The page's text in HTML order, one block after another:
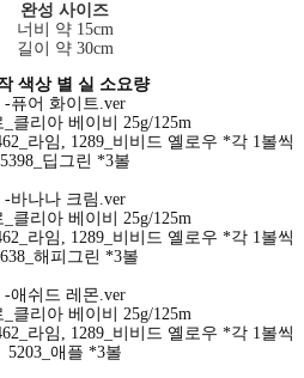
완성 사이즈
너비 약 15cm
길이 약 30cm
색상 별 실 소요량
-퓨어 화이트.ver
클리아 베이비 25g/125m
라임, 1289_비비드 옐로우 *각 1볼씩
5398_딥그린 *3볼
-바나나 크림.ver
클리아 베이비 25g/125m
라임, 1289_비비드 옐로우 *각 1볼씩
해피그린 *3볼
-애쉬드 레몬.ver
클리아 베이비 25g/125m
라임, 1289_비비드 옐로우 *각 1볼씩
5203_애플 *3볼